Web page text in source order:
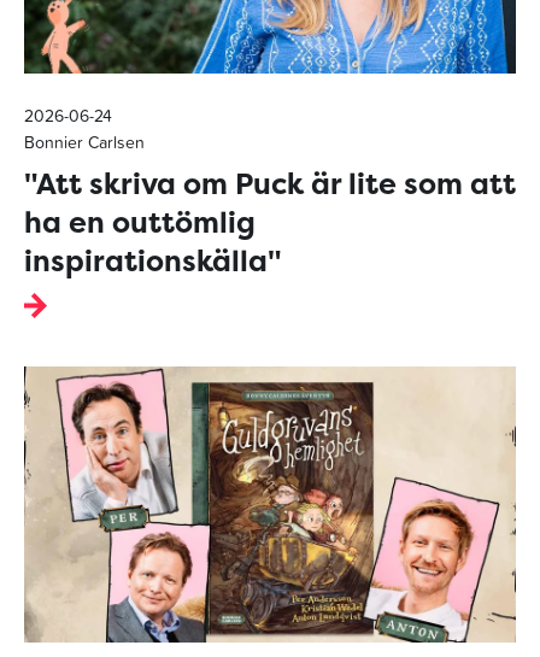
2026-06-24
Bonnier Carlsen
"Att skriva om Puck är lite som att
ha en outtömlig
inspirationskälla"